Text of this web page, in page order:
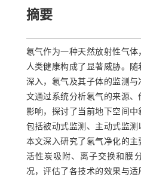
摘要
氡气作为一种天然放射性气
人类健康构成了显著威胁。
深入，氡气及其子体的监测
文通过系统分析氡气的来源
影响，探讨了当前地下空间中
包括被动式监测、主动式监测
本文深入研究了氡气净化的主
活性炭吸附、离子交换和膜
况，评估了各技术的效果与适